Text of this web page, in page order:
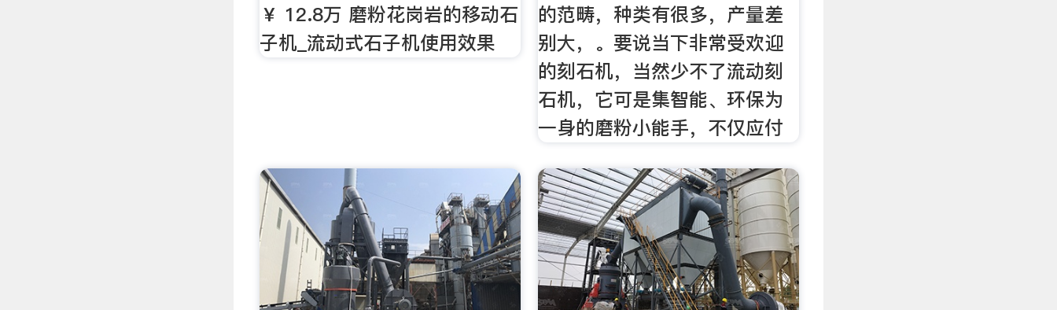
￥ 12.8万 磨粉花岗岩的移动石
子机_流动式石子机使用效果
的范畴，种类有很多，产量差
别大，。要说当下非常受欢迎
的刻石机，当然少不了流动刻
石机，它可是集智能、环保为
一身的磨粉小能手，不仅应付